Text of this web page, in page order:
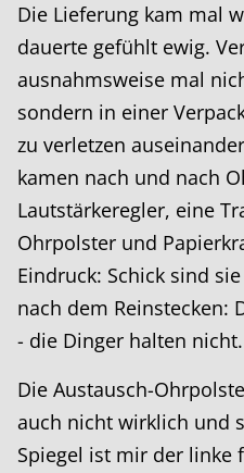
Die Lieferung kam mal
dauerte gefühlt ewig.
ausnahmsweise mal
sondern in einer
zu verletzen
kamen nach und nach
Lautstärkeregler, eine
Ohrpolster und
Eindruck: Schick sind
nach dem Reinstecken:
- die Dinger halten nicht.
Die Austausch-
auch nicht wirklich und
Spiegel ist mir der linke